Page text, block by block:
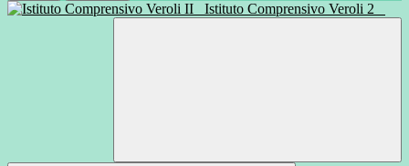
Istituto Comprensivo Veroli 2